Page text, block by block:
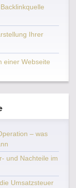
Ihrer
einer Webseite
– was
und Nachteile im
Umsatzsteuer